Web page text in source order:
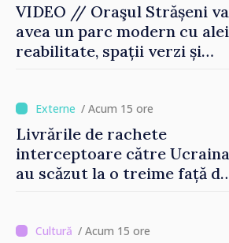
VIDEO // Oraşul Strășeni va
avea un parc modern cu alei
reabilitate, spații verzi și
/ Acum 15 ore
Livrările de rachete
interceptoare către Ucraina
au scăzut la o treime față de
/ Acum 15 ore